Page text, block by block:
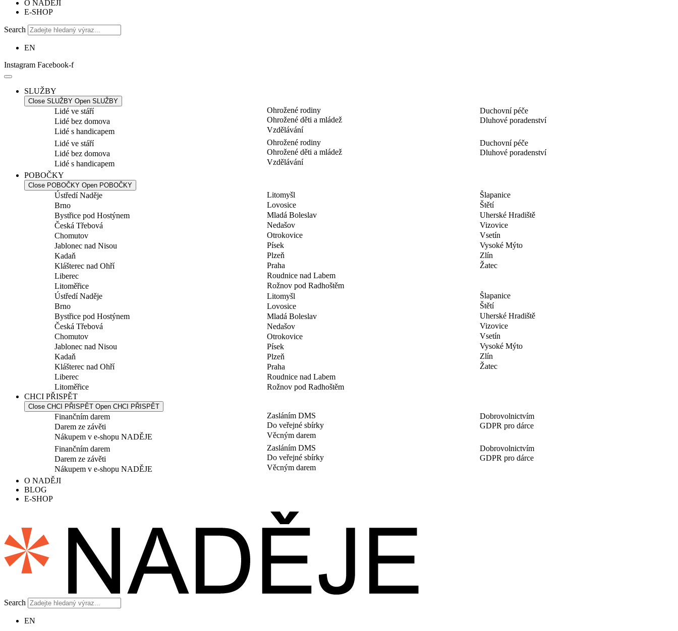
O NADĚJI
E-SHOP
Search
EN
Instagram Facebook-f
SLUŽBY
Close SLUŽBY Open SLUŽBY
Lidé ve stáří
Lidé bez domova
Lidé s handicapem
Ohrožené rodiny
Ohrožené děti a mládež
Vzdělávání
Duchovní péče
Dluhové poradenství
Lidé ve stáří
Lidé bez domova
Lidé s handicapem
Ohrožené rodiny
Ohrožené děti a mládež
Vzdělávání
Duchovní péče
Dluhové poradenství
POBOČKY
Close POBOČKY Open POBOČKY
Ústředí Naděje
Brno
Bystřice pod Hostýnem
Česká Třebová
Chomutov
Jablonec nad Nisou
Kadaň
Klášterec nad Ohří
Liberec
Litoměřice
Litomyšl
Lovosice
Mladá Boleslav
Nedašov
Otrokovice
Písek
Plzeň
Praha
Roudnice nad Labem
Rožnov pod Radhoštěm
Šlapanice
Štětí
Uherské Hradiště
Vizovice
Vsetín
Vysoké Mýto
Zlín
Žatec
Ústředí Naděje
Brno
Bystřice pod Hostýnem
Česká Třebová
Chomutov
Jablonec nad Nisou
Kadaň
Klášterec nad Ohří
Liberec
Litoměřice
Litomyšl
Lovosice
Mladá Boleslav
Nedašov
Otrokovice
Písek
Plzeň
Praha
Roudnice nad Labem
Rožnov pod Radhoštěm
Šlapanice
Štětí
Uherské Hradiště
Vizovice
Vsetín
Vysoké Mýto
Zlín
Žatec
CHCI PŘISPĚT
Close CHCI PŘISPĚT Open CHCI PŘISPĚT
Finančním darem
Darem ze závěti
Nákupem v e-shopu NADĚJE
Zasláním DMS
Do veřejné sbírky
Věcným darem
Dobrovolnictvím
GDPR pro dárce
Finančním darem
Darem ze závěti
Nákupem v e-shopu NADĚJE
Zasláním DMS
Do veřejné sbírky
Věcným darem
Dobrovolnictvím
GDPR pro dárce
O NADĚJI
BLOG
E-SHOP
Search
EN